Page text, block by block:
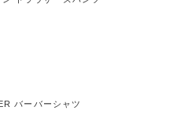
バーバーシャツ